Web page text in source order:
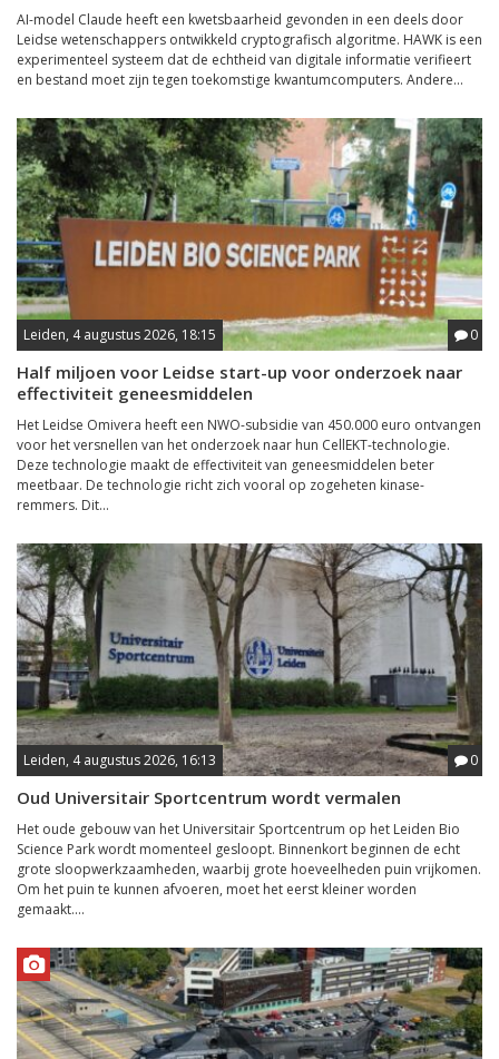
AI-model Claude heeft een kwetsbaarheid gevonden in een deels door
Leidse wetenschappers ontwikkeld cryptografisch algoritme. HAWK is een
experimenteel systeem dat de echtheid van digitale informatie verifieert
en bestand moet zijn tegen toekomstige kwantumcomputers. Andere...
Leiden, 4 augustus 2026, 18:15 0
Half miljoen voor Leidse start-up voor onderzoek naar
effectiviteit geneesmiddelen
Het Leidse Omivera heeft een NWO-subsidie van 450.000 euro ontvangen
voor het versnellen van het onderzoek naar hun CellEKT-technologie.
Deze technologie maakt de effectiviteit van geneesmiddelen beter
meetbaar. De technologie richt zich vooral op zogeheten kinase-
remmers. Dit...
Leiden, 4 augustus 2026, 16:13 0
Oud Universitair Sportcentrum wordt vermalen
Het oude gebouw van het Universitair Sportcentrum op het Leiden Bio
Science Park wordt momenteel gesloopt. Binnenkort beginnen de echt
grote sloopwerkzaamheden, waarbij grote hoeveelheden puin vrijkomen.
Om het puin te kunnen afvoeren, moet het eerst kleiner worden
gemaakt....